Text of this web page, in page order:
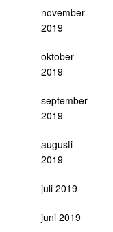
november
2019
oktober
2019
september
2019
augusti
2019
juli 2019
juni 2019